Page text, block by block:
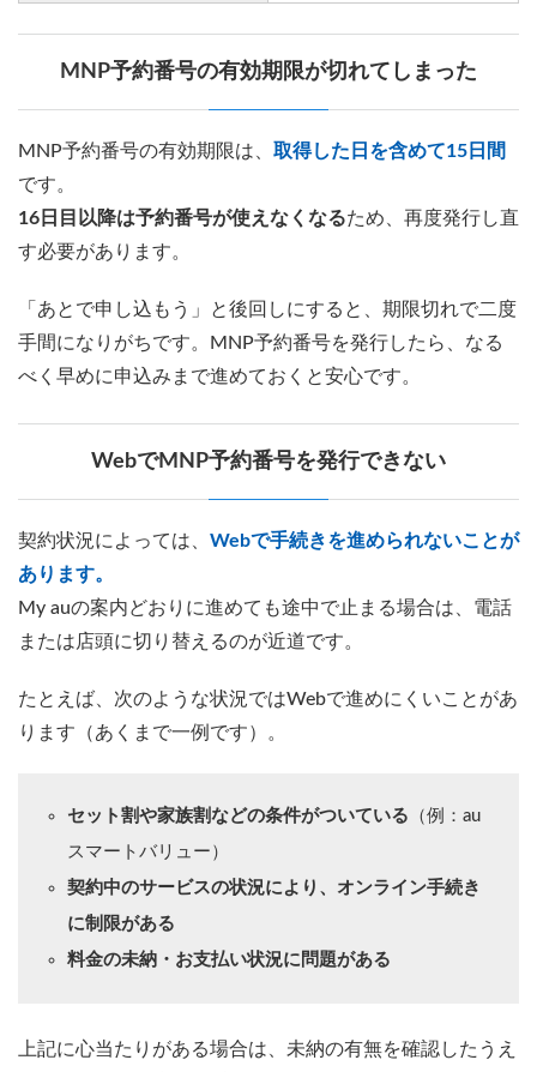
MNP予約番号の有効期限が切れてしまった
MNP予約番号の有効期限は、 取得した日を含めて15日間
です。
16日目以降は予約番号が使えなくなるため、再度発行し直
す必要があります。
「あとで申し込もう」と後回しにすると、期限切れで二度
手間になりがちです。MNP予約番号を発行したら、なる
べく早めに申込みまで進めておくと安心です。
WebでMNP予約番号を発行できない
契約状況によっては、 Webで手続きを進められないことが
あります。
My auの案内どおりに進めても途中で止まる場合は、電話
または店頭に切り替えるのが近道です。
たとえば、次のような状況ではWebで進めにくいことがあ
ります（あくまで一例です）。
セット割や家族割などの条件がついている （例：au
スマートバリュー）
契約中のサービスの状況により、オンライン手続き
に制限がある
料金の未納・お支払い状況に問題がある
上記に心当たりがある場合は、未納の有無を確認したうえ